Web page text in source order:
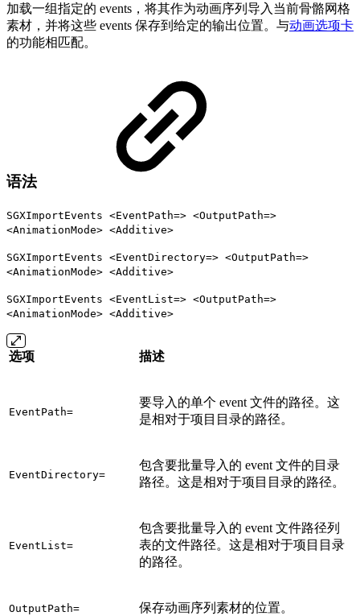
加载一组指定的 events，将其作为动画序列导入当前骨骼网格
素材，并将这些 events 保存到给定的输出位置。与动画选项卡
的功能相匹配。
语法
SGXImportEvents <EventPath=> <OutputPath=>
<AnimationMode> <Additive>
SGXImportEvents <EventDirectory=> <OutputPath=>
<AnimationMode> <Additive>
SGXImportEvents <EventList=> <OutputPath=>
<AnimationMode> <Additive>
选项 描述
EventPath=
要导入的单个 event 文件的路径。这
是相对于项目目录的路径。
EventDirectory=
包含要批量导入的 event 文件的目录
路径。这是相对于项目目录的路径。
EventList=
包含要批量导入的 event 文件路径列
表的文件路径。这是相对于项目目录
的路径。
OutputPath= 保存动画序列素材的位置。